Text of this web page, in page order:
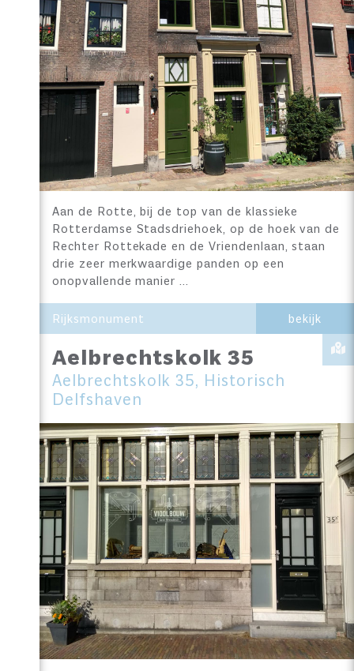
Aan de Rotte, bij de top van de klassieke
Rotterdamse Stadsdriehoek, op de hoek van de
Rechter Rottekade en de Vriendenlaan, staan
drie zeer merkwaardige panden op een
onopvallende manier …
Rijksmonument bekijk
Aelbrechtskolk 35
Aelbrechtskolk 35, Historisch
Delfshaven